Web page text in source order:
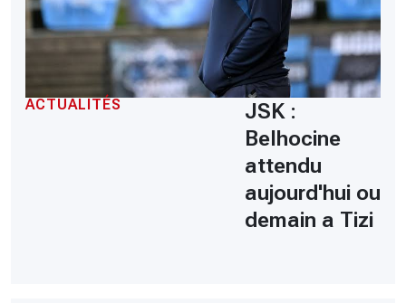
ACTUALITÉS
JSK :
Belhocine
attendu
aujourd'hui ou
demain a Tizi